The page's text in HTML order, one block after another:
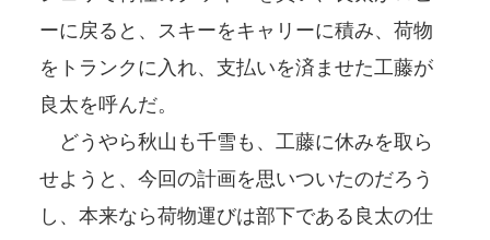
ーに戻ると、スキーをキャリーに積み、荷物
をトランクに入れ、支払いを済ませた工藤が
良太を呼んだ。
どうやら秋山も千雪も、工藤に休みを取ら
せようと、今回の計画を思いついたのだろう
し、本来なら荷物運びは部下である良太の仕